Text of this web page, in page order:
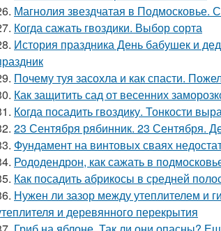
Магнолия звездчатая в
Когда сажать гвоздики. Выбор сорта
История праздника День бабушек и
Почему туя засохла и как спасти.
Как защитить сад от весенних
Когда посадить гвоздику. Тонкости
23 Сентября рябинник. 23 Сентября.
Фундамент на винтовых сваях
Рододендрон, как сажать в
Как посадить абрикосы в средней
Нужен ли зазор между утеплителем и
и деревянного перекрытия